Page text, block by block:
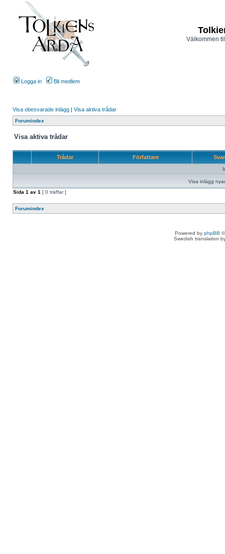
Välkommen
Logga in Bli medlem
Visa obesvarade inlägg | Visa aktiva trådar
Forumindex
Visa aktiva trådar
Trådar Författare
Visa inlägg
Sida 1 av 1 [ 0 träffar ]
Forumindex
Powered by phpBB
Swedish translation